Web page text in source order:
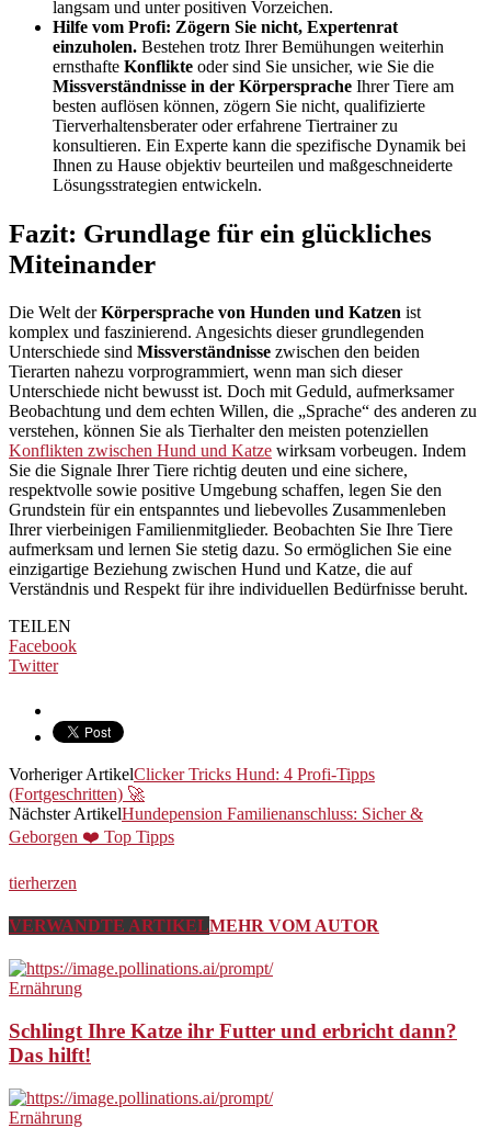
langsam und unter positiven Vorzeichen.
Hilfe vom Profi: Zögern Sie nicht, Expertenrat
einzuholen. Bestehen trotz Ihrer Bemühungen weiterhin
ernsthafte Konflikte oder sind Sie unsicher, wie Sie die
Missverständnisse in der Körpersprache Ihrer Tiere am
besten auflösen können, zögern Sie nicht, qualifizierte
Tierverhaltensberater oder erfahrene Tiertrainer zu
konsultieren. Ein Experte kann die spezifische Dynamik bei
Ihnen zu Hause objektiv beurteilen und maßgeschneiderte
Lösungsstrategien entwickeln.
Fazit: Grundlage für ein glückliches
Miteinander
Die Welt derKörpersprache von Hunden und Katzen ist
komplex und faszinierend. Angesichts dieser grundlegenden
Unterschiede sind Missverständnisse zwischen den beiden
Tierarten nahezu vorprogrammiert, wenn man sich dieser
Unterschiede nicht bewusst ist. Doch mit Geduld, aufmerksamer
Beobachtung und dem echten Willen, die „Sprache“ des anderen zu
verstehen, können Sie als Tierhalter den meisten potenziellen
Konflikten zwischen Hund und Katze wirksam vorbeugen. Indem
Sie die Signale Ihrer Tiere richtig deuten und eine sichere,
respektvolle sowie positive Umgebung schaffen, legen Sie den
Grundstein für ein entspanntes und liebevolles Zusammenleben
Ihrer vierbeinigen Familienmitglieder. Beobachten Sie Ihre Tiere
aufmerksam und lernen Sie stetig dazu. So ermöglichen Sie eine
einzigartige Beziehung zwischen Hund und Katze, die auf
Verständnis und Respekt für ihre individuellen Bedürfnisse beruht.
TEILEN
Facebook
Twitter
Vorheriger ArtikelClicker Tricks Hund: 4 Profi-Tipps
(Fortgeschritten) 🚀
Nächster ArtikelHundepension Familienanschluss: Sicher &
Geborgen ❤️ Top Tipps
tierherzen
VERWANDTE ARTIKELMEHR VOM AUTOR
Ernährung
Schlingt Ihre Katze ihr Futter und erbricht dann?
Das hilft!
Ernährung